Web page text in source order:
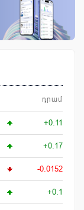
դրամ
+0.11
+0.17
-0.0152
+0.1